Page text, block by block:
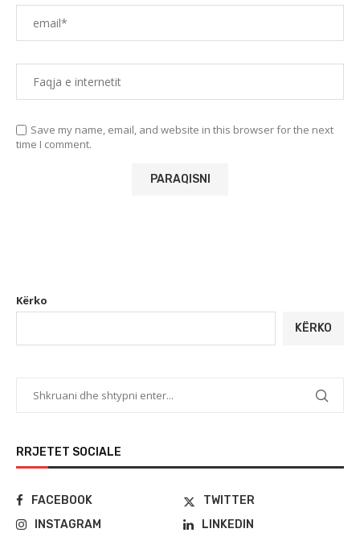
Save my name, email, and website in this browser for the next
time I comment.
Kërko
KËRKO
RRJETET SOCIALE
FACEBOOK
TWITTER
INSTAGRAM
LINKEDIN